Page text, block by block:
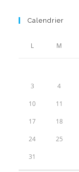
Calendrier
L M
3 4
10 11
17 18
24 25
31